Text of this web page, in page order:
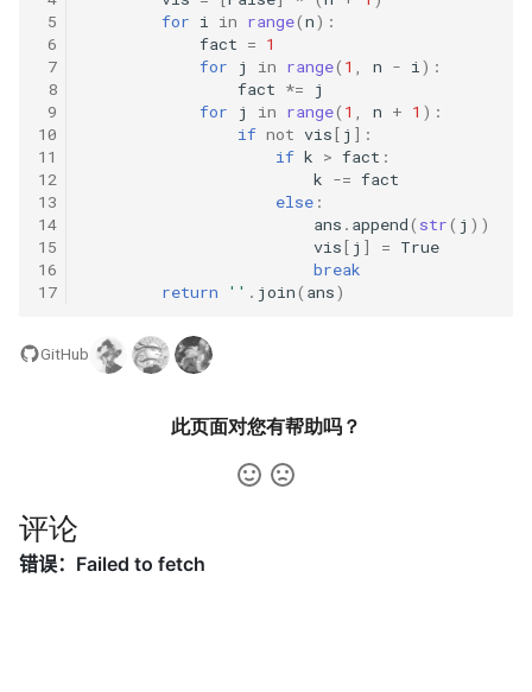
32.3. 从上到下打印二叉树 III
33. 二叉搜索树的后序遍历序
34. 二叉树中和为某一值的路
35. 复杂链表的复制
37. 序列化二叉树
39. 数组中出现次数超过一半
的数字
40. 最小的 k 个数
29. 排序的循环链表
30. 插入、删除和随机访问都
是 O(1) 的容器
31. 最近最少使用缓存
32. 有效的变位词
33. 变位词组
34. 外星语言是否排序
37. 小行星碰撞
38. 每日温度
4.12. 求和路径
5.1. 插入
5.2. 二进制数转字符串
5.3. 翻转数位
5.4. 下一个数
5.6. 整数转换
8.1. 三步问题
8.2. 迷路的机器人
5
6
7
8
9
10
11
12
13
14
15
16
17
for i in range(n):
fact = 1
for
j in range( 1 , n - i):
fact *=
j
for
j in range( 1 , n + 1 ):
if not vis[ j ]:
if k > fact :
k -= fact
else :
ans . append( str( j ))
vis[ j ] = True
break
return
'' . join( ans)
GitHub
此页面对您有帮助吗？
评论